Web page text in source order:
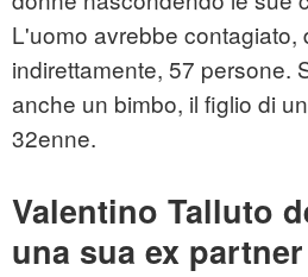
L'uomo avrebbe contagiato,
indirettamente, 57 persone.
anche un bimbo, il figlio di
32enne.
Valentino Talluto
una sua ex partner